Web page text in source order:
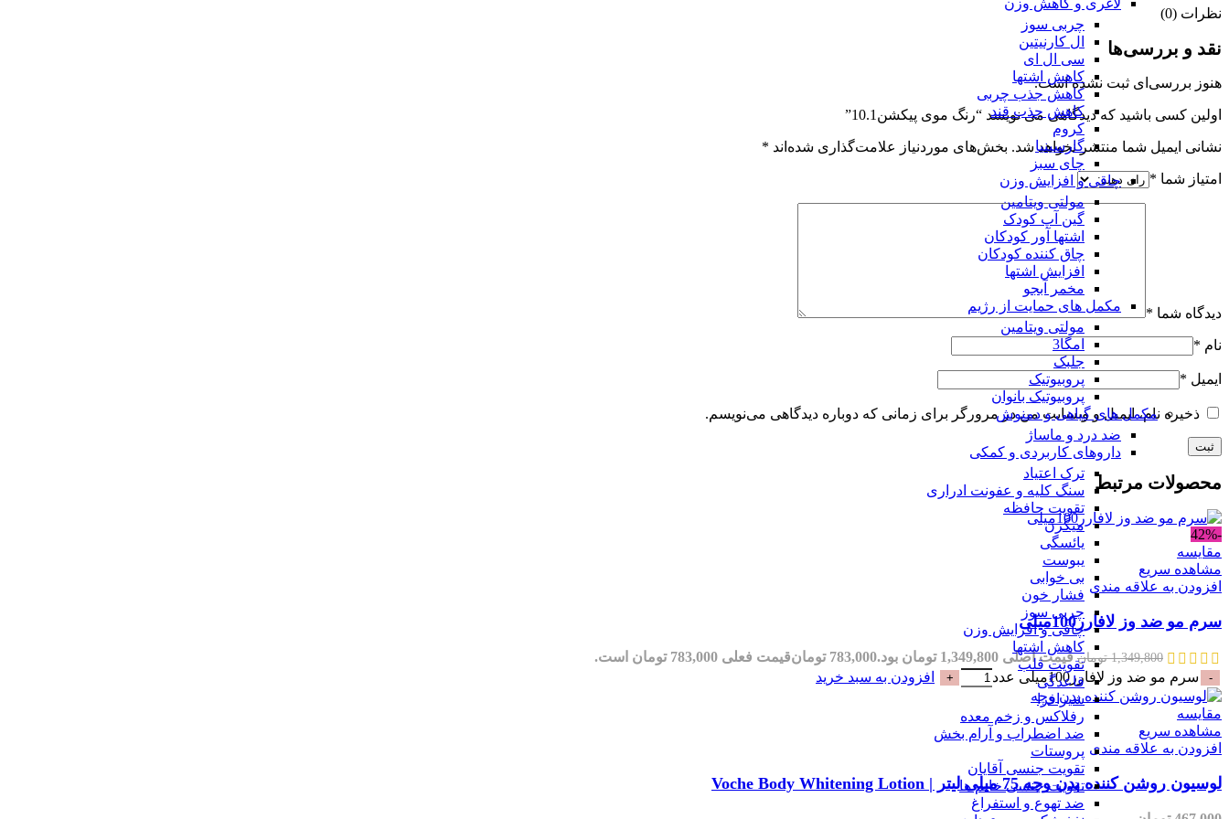
لاغری و کاهش وزن
چربی سوز
ال کارنیتین
سی ال ای
کاهش اشتها
کاهش جذب چربی
کاهش جذب قند
کروم
گارسینیا
چای سبز
چاقی و افزایش وزن
مولتی ویتامین
گین آپ کودک
اشتها آور کودکان
چاق کننده کودکان
افزایش اشتها
مخمر آبجو
مکمل های حمایت از رژیم
مولتی ویتامین
امگا3
جلبک
پروبیوتیک
پروبیوتیک بانوان
مکمل های گیاهی و دمنوش
ضد درد و ماساژ
داروهای کاربردی و کمکی
ترک اعتیاد
سنگ کلیه و عفونت ادراری
تقویت حافظه
میگرن
یائسگی
یبوست
بی خوابی
فشار خون
چربی سوز
چاقی و افزایش وزن
کاهش اشتها
تقویت قلب
قاعدگی
شیرافزا
رفلاکس و زخم معده
ضد اضطراب و آرام بخش
پروستات
تقویت جنسی آقایان
تقویت جنسی خانم ها
ضد تهوع و استفراغ
نظرات (0)
نقد و بررسی‌ها
هنوز بررسی‌ای ثبت نشده است.
اولین کسی باشید که دیدگاهی می نویسد “رنگ موی پیکشن10.1”
نشانی ایمیل شما منتشر نخواهد شد. بخش‌های موردنیاز علامت‌گذاری شده‌اند *
امتیاز شما *
دیدگاه شما *
نام *
ایمیل *
ذخیره نام، ایمیل و وبسایت من در مرورگر برای زمانی که دوباره دیدگاهی می‌نویسم.
محصولات مرتبط
-42%
مقایسه
مشاهده سریع
افزودن به علاقه مندی
سرم مو ضد وز لافارر100میلی
1,349,800 تومان قیمت اصلی 1,349,800 تومان بود. 783,000 تومانقیمت فعلی 783,000 تومان است.
سرم مو ضد وز لافارر100میلی عدد
افزودن به سبد خرید
مقایسه
مشاهده سریع
افزودن به علاقه مندی
لوسیون روشن کننده بدن وچه 75 میلی لیتر | Voche Body Whitening Lotion